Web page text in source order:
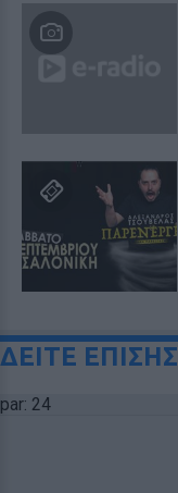
ΔΕΙΤΕ ΕΠΙΣΗΣ
par: 24